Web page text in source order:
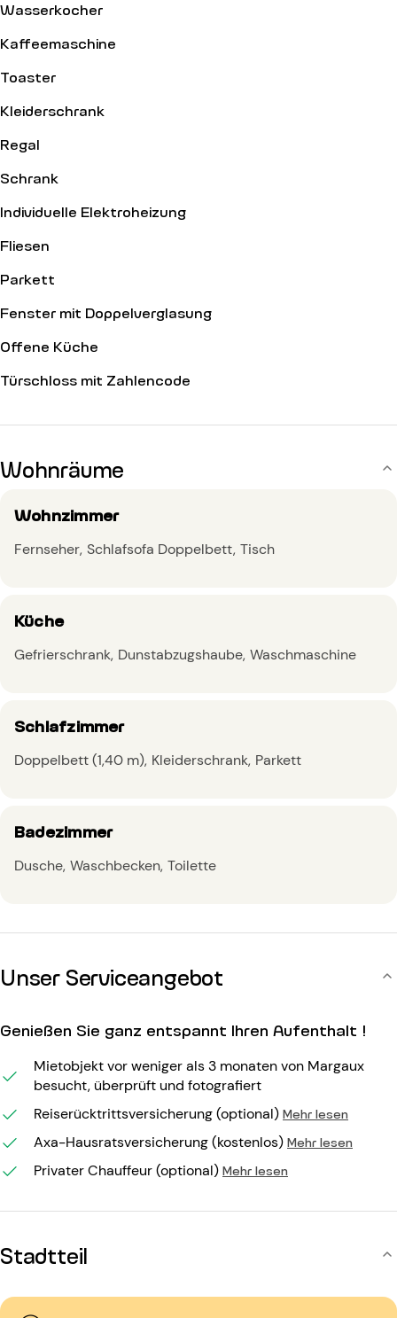
Wasserkocher
Kaffeemaschine
Toaster
Kleiderschrank
Regal
Schrank
Individuelle Elektroheizung
Fliesen
Parkett
Fenster mit Doppelverglasung
Offene Küche
Türschloss mit Zahlencode
Wohnräume
Wohnzimmer
Fernseher Schlafsofa Doppelbett Tisch
Küche
Gefrierschrank Dunstabzugshaube Waschmaschine
Schlafzimmer
Doppelbett (1,40 m) Kleiderschrank Parkett
Badezimmer
Dusche Waschbecken Toilette
Unser Serviceangebot
Genießen Sie ganz entspannt Ihren Aufenthalt !
Mietobjekt vor weniger als 3 monaten von Margaux
besucht, überprüft und fotografiert
Reiserücktrittsversicherung (optional) Mehr lesen
Axa-Hausratsversicherung (kostenlos) Mehr lesen
Privater Chauffeur (optional) Mehr lesen
Stadtteil